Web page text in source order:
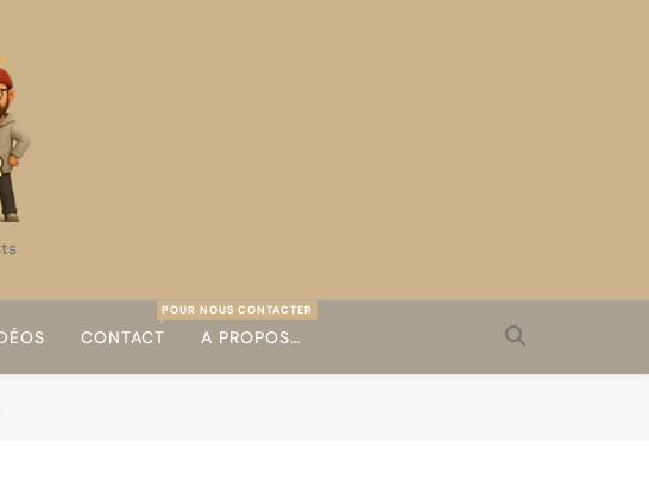
CONTACT
POUR NOUS CONTACTER
A PROPOS…